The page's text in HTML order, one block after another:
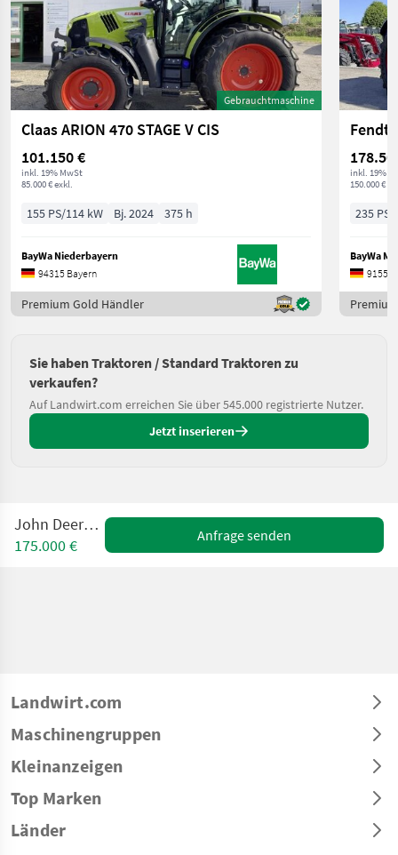
Gebrauchtmaschine
Claas ARION 470 STAGE V CIS
101.150 €
inkl. 19% MwSt
85.000 € exkl.
155 PS/114 kW Bj. 2024 375 h
BayWa Niederbayern
94315 Bayern
Premium Gold Händler
Fendt
inkl. 19%
150.000 €
235 PS/
BayWa
91550
Sie haben Traktoren / Standard Traktoren zu
verkaufen?
Auf Landwirt.com erreichen Sie über 545.000 registrierte Nutzer.
Jetzt inserieren
John Deere 6R250
175.000 €
Anfrage senden
Landwirt.com
Maschinengruppen
Kleinanzeigen
Top Marken
Länder